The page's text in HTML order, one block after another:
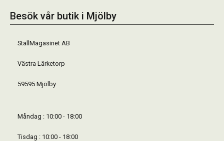
Besök vår butik i Mjölby
StallMagasinet AB
Västra Lärketorp
59595 Mjölby
Måndag : 10:00 - 18:00
Tisdag : 10:00 - 18:00